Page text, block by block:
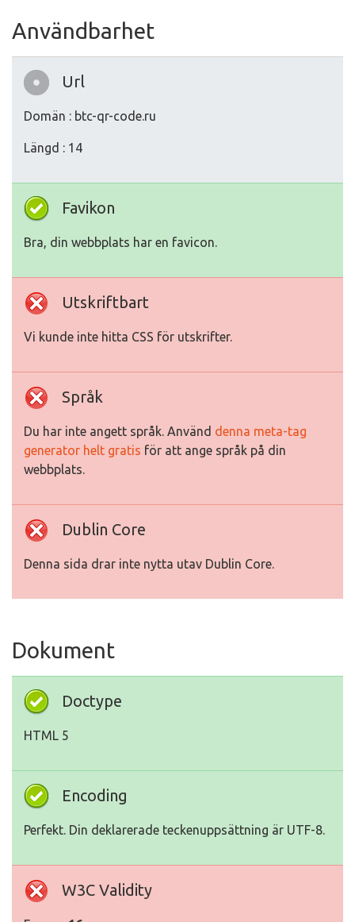
Användbarhet
Url
Domän : btc-qr-code.ru
Längd : 14
Favikon
Bra, din webbplats har en favicon.
Utskriftbart
Vi kunde inte hitta CSS för utskrifter.
Språk
Du har inte angett språk. Använd denna meta-tag
generator helt gratis för att ange språk på din
webbplats.
Dublin Core
Denna sida drar inte nytta utav Dublin Core.
Dokument
Doctype
HTML 5
Encoding
Perfekt. Din deklarerade teckenuppsättning är UTF-8.
W3C Validity